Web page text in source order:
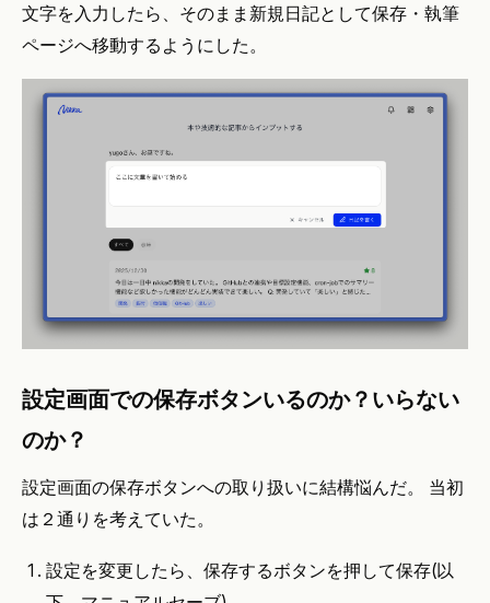
文字を入力したら、そのまま新規日記として保存・執筆
ページへ移動するようにした。
設定画面での保存ボタンいるのか？いらない
のか？
設定画面の保存ボタンへの取り扱いに結構悩んだ。 当初
は２通りを考えていた。
設定を変更したら、保存するボタンを押して保存(以